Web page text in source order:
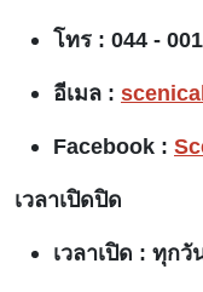
โทร : 044 -
อีเมล :
Facebook :
เวลาเปิดปิด
เวลาเปิด : ทุกวั